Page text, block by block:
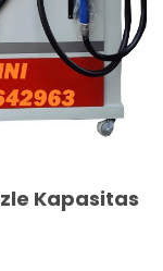
Kapasitas